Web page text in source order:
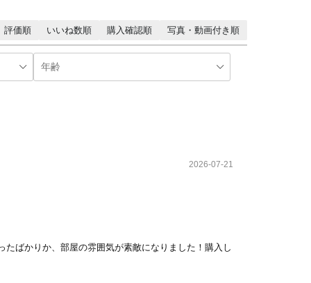
評価順 いいね数順 購入確認順 写真・動画付き順
2026-07-21
ばかりか、部屋の雰囲気が素敵になりました！購入し